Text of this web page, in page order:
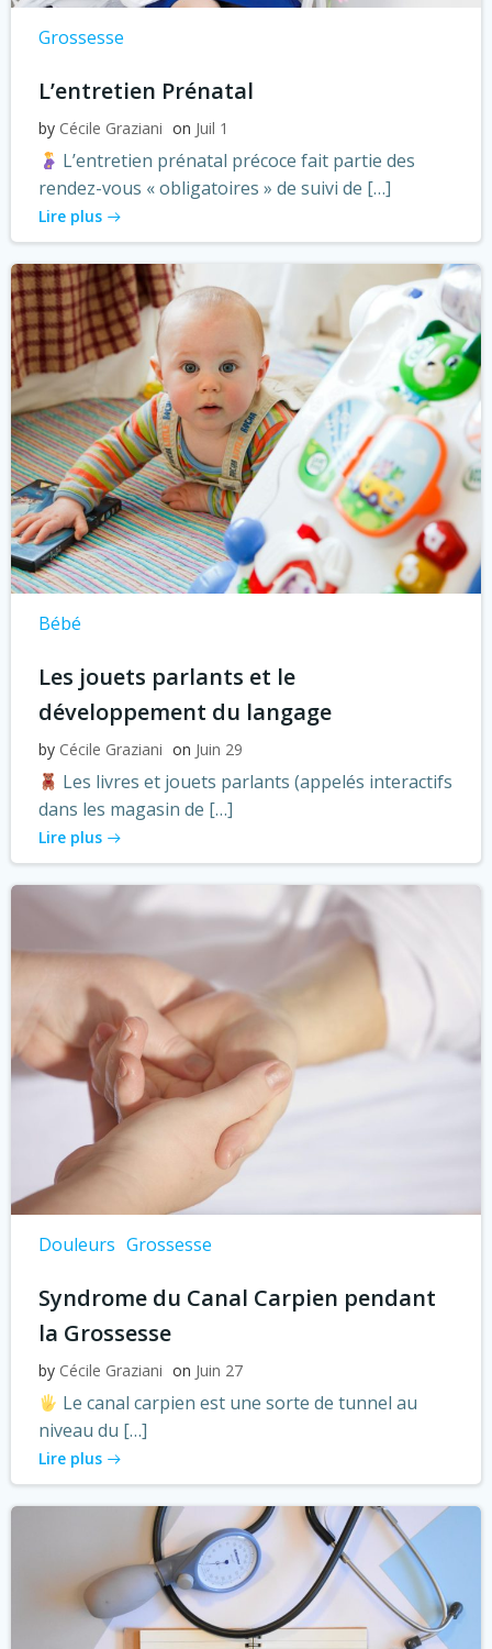
Grossesse
L’entretien Prénatal
by Cécile Graziani on Juil 1
L’entretien prénatal précoce fait partie des
rendez-vous « obligatoires » de suivi de […]
Lire plus
Bébé
Les jouets parlants et le
développement du langage
by Cécile Graziani on Juin 29
Les livres et jouets parlants (appelés interactifs
dans les magasin de […]
Lire plus
Douleurs Grossesse
Syndrome du Canal Carpien pendant
la Grossesse
by Cécile Graziani on Juin 27
Le canal carpien est une sorte de tunnel au
niveau du […]
Lire plus